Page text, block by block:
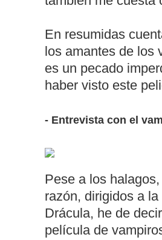
En resumidas
los amantes de los
es un pecado
haber visto este
- Entrevista con el
Pese a los
razón, dirigidos a
Drácula, he de
película de